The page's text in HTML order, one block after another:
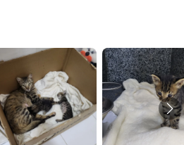
è disperata. Sono tantissimi
materiale per la cattura,
e castrazioni, operazioni di
vengono assaliti da altri
investiti o ignorati fino a che,
non li porta alla morte. Il